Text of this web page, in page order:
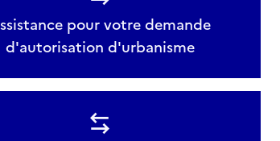
pour votre demande
d'autorisation d'urbanisme